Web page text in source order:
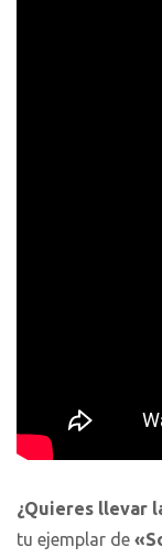
¿Quieres llevar
tu ejemplar de